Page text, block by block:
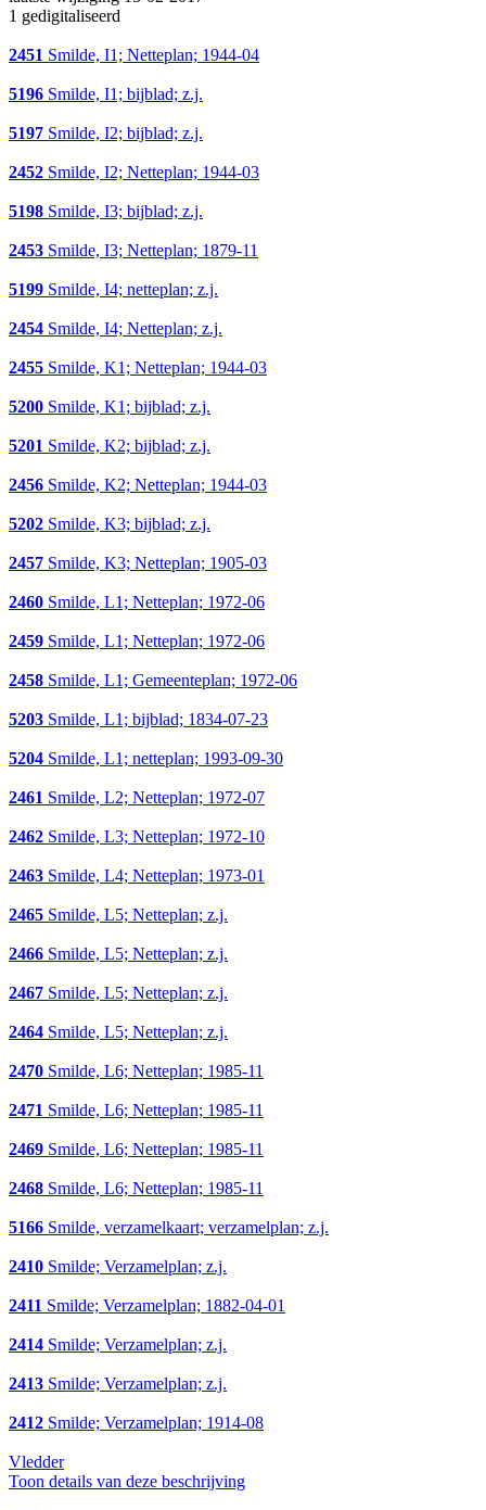
1 gedigitaliseerd
2451 Smilde, I1; Netteplan; 1944-04
5196 Smilde, I1; bijblad; z.j.
5197 Smilde, I2; bijblad; z.j.
2452 Smilde, I2; Netteplan; 1944-03
5198 Smilde, I3; bijblad; z.j.
2453 Smilde, I3; Netteplan; 1879-11
5199 Smilde, I4; netteplan; z.j.
2454 Smilde, I4; Netteplan; z.j.
2455 Smilde, K1; Netteplan; 1944-03
5200 Smilde, K1; bijblad; z.j.
5201 Smilde, K2; bijblad; z.j.
2456 Smilde, K2; Netteplan; 1944-03
5202 Smilde, K3; bijblad; z.j.
2457 Smilde, K3; Netteplan; 1905-03
2460 Smilde, L1; Netteplan; 1972-06
2459 Smilde, L1; Netteplan; 1972-06
2458 Smilde, L1; Gemeenteplan; 1972-06
5203 Smilde, L1; bijblad; 1834-07-23
5204 Smilde, L1; netteplan; 1993-09-30
2461 Smilde, L2; Netteplan; 1972-07
2462 Smilde, L3; Netteplan; 1972-10
2463 Smilde, L4; Netteplan; 1973-01
2465 Smilde, L5; Netteplan; z.j.
2466 Smilde, L5; Netteplan; z.j.
2467 Smilde, L5; Netteplan; z.j.
2464 Smilde, L5; Netteplan; z.j.
2470 Smilde, L6; Netteplan; 1985-11
2471 Smilde, L6; Netteplan; 1985-11
2469 Smilde, L6; Netteplan; 1985-11
2468 Smilde, L6; Netteplan; 1985-11
5166 Smilde, verzamelkaart; verzamelplan; z.j.
2410 Smilde; Verzamelplan; z.j.
2411 Smilde; Verzamelplan; 1882-04-01
2414 Smilde; Verzamelplan; z.j.
2413 Smilde; Verzamelplan; z.j.
2412 Smilde; Verzamelplan; 1914-08
Vledder
Toon details van deze beschrijving